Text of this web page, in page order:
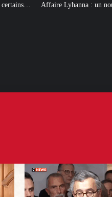
: un nouveau rapport qui tombe